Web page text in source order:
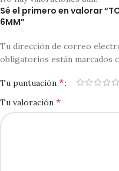
Sé el primero en valorar
6MM”
Tu dirección de correo
obligatorios están marcados
Tu puntuación *
Tu valoración *